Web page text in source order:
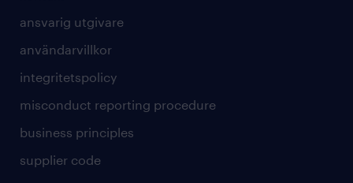
ansvarig utgivare
användarvillkor
integritetspolicy
misconduct reporting procedure
business principles
supplier code